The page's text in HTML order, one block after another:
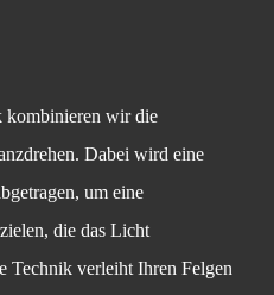
kombinieren wir die
Dabei wird eine
um eine
die das Licht
Technik verleiht Ihren Felgen